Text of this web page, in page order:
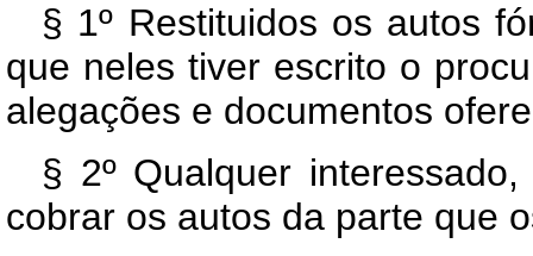
§ 1º Restituidos os autos
que neles tiver escrito o
alegações e documentos
§ 2º Qualquer
cobrar os autos da parte que